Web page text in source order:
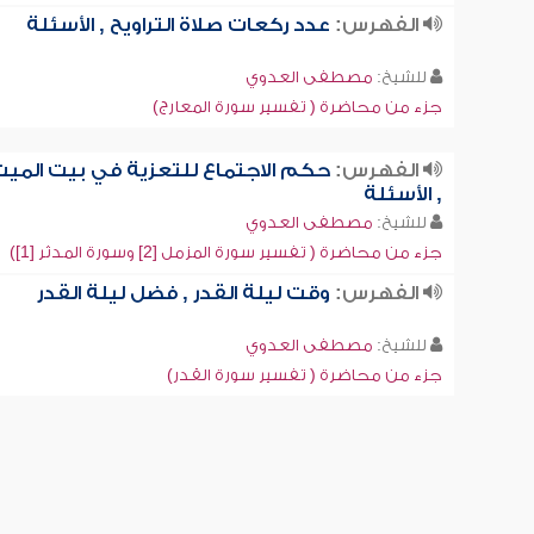
الفهرس: عدد ركعات صلاة التراويح , الأسئلة
للشيخ: مصطفى العدوي
جزء من محاضرة ( تفسير سورة المعارج)
الفهرس:حكم الاجتماع للتعزية في بيت
, الأسئلة
للشيخ: مصطفى العدوي
جزء من محاضرة ( تفسير سورة المزمل [2] وسورة المدثر [1])
الفهرس: وقت ليلة القدر , فضل ليلة القدر
للشيخ: مصطفى العدوي
جزء من محاضرة ( تفسير سورة القدر)